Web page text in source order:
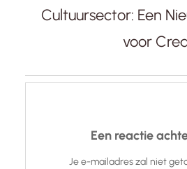
Cultuursector: Een
voor
Een reactie
Je e-mailadres zal niet